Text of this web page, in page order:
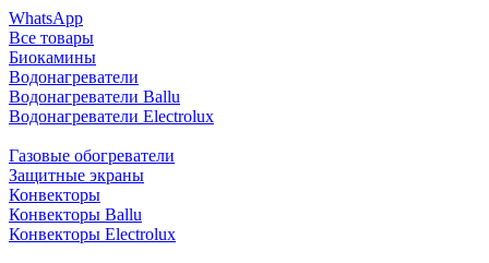
WhatsApp
Все товары
Биокамины
Водонагреватели
Водонагреватели Ballu
Водонагреватели Electrolux
Газовые обогреватели
Защитные экраны
Конвекторы
Конвекторы Ballu
Конвекторы Electrolux